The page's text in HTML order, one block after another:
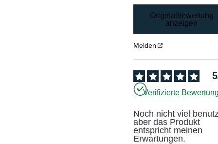
Originalbewertung
anzeigen
Melden
5
Verifizierte
Noch nicht viel
aber das Produkt
entspricht meinen
Erwartungen.